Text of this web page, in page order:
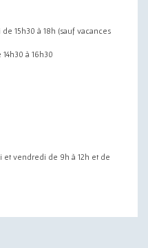
15h30 à 18h (sauf vacances
à 16h30
et vendredi de 9h à 12h et de